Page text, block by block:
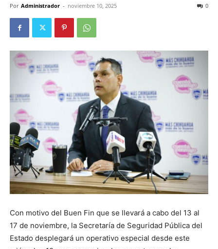
Por Administrador - noviembre 10, 2025 0
Con motivo del Buen Fin que se llevará a cabo del 13 al
17 de noviembre, la Secretaría de Seguridad Pública del
Estado desplegará un operativo especial desde este